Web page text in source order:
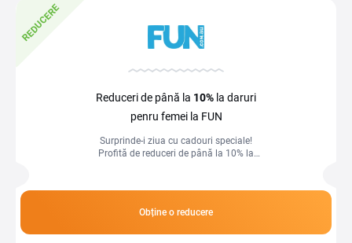
REDUCERE
Reduceri de până la 10% la daruri
penru femei la FUN
Surprinde-i ziua cu cadouri speciale!
Profită de reduceri de până la 10% la
Obține o reducere